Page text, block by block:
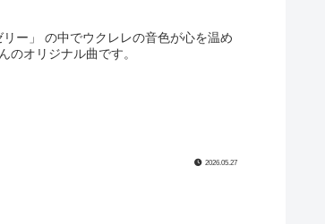
ー」 の中でウクレレの音色が心を温め
のオリジナル曲です。
2026.05.27